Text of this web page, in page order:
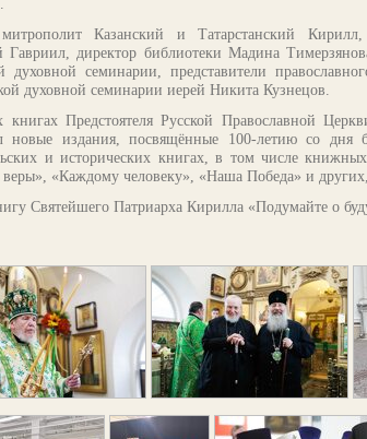
Казанский и Татарстанский
директор библиотеки Мадина
духовной семинарии, представители
духовной семинарии иерей Никита Кузнецов.
книгах Предстоятеля Русской Православной
новые издания, посвящённые 100-летию со дня
и исторических книгах, в том числе
«Каждому человеку», «Наша Победа» и
Святейшего Патриарха Кирилла «Подумайте о